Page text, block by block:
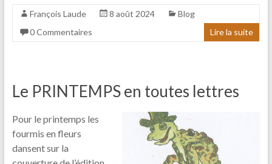
François Laude 8 août 2024
Blog
0 Commentaires
Lire la suite
Le PRINTEMPS en toutes lettres
Pour le printemps les
fourmis en fleurs
dansent sur la